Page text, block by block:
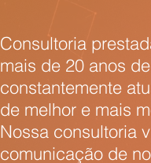
Consultoria
mais de 20 anos
constantemente
de melhor e mais
Nossa consultoria
comunicação de